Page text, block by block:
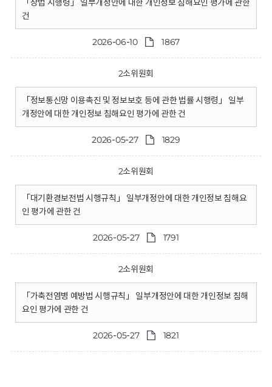
「상법 시행령」 일부개정안에 대한 개인정보 침해요인 평가에 관한
건
2026-06-10 1867
2소위원회
「정보통신망 이용촉진 및 정보보호 등에 관한 법률 시행령」 일부
개정안에 대한 개인정보 침해요인 평가에 관한 건
2026-05-27 1829
2소위원회
「대기환경보전법 시행규칙」 일부개정안에 대한 개인정보 침해요
인 평가에 관한 건
2026-05-27 1791
2소위원회
「가축전염병 예방법 시행규칙」 일부개정안에 대한 개인정보 침해
요인 평가에 관한 건
2026-05-27 1821